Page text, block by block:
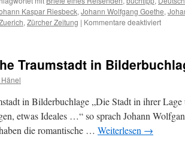
Kaspar Riesbeck, Johann Wolfgang Goethe,
, Zürcher Zeitung | Kommentare deaktiviertfür
eines
Traumstadt in
in Bilderbuchlage „Die Stadt in ihrer
etwas Ideales …“ so sprach Johann
die romantische … Weiterlesen →